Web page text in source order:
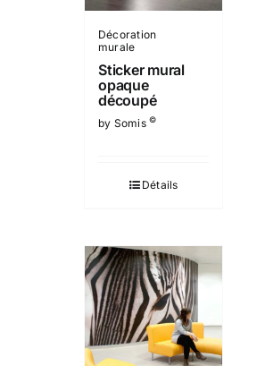
Décoration
murale
Sticker mural
opaque
découpé
by Somis©
Détails